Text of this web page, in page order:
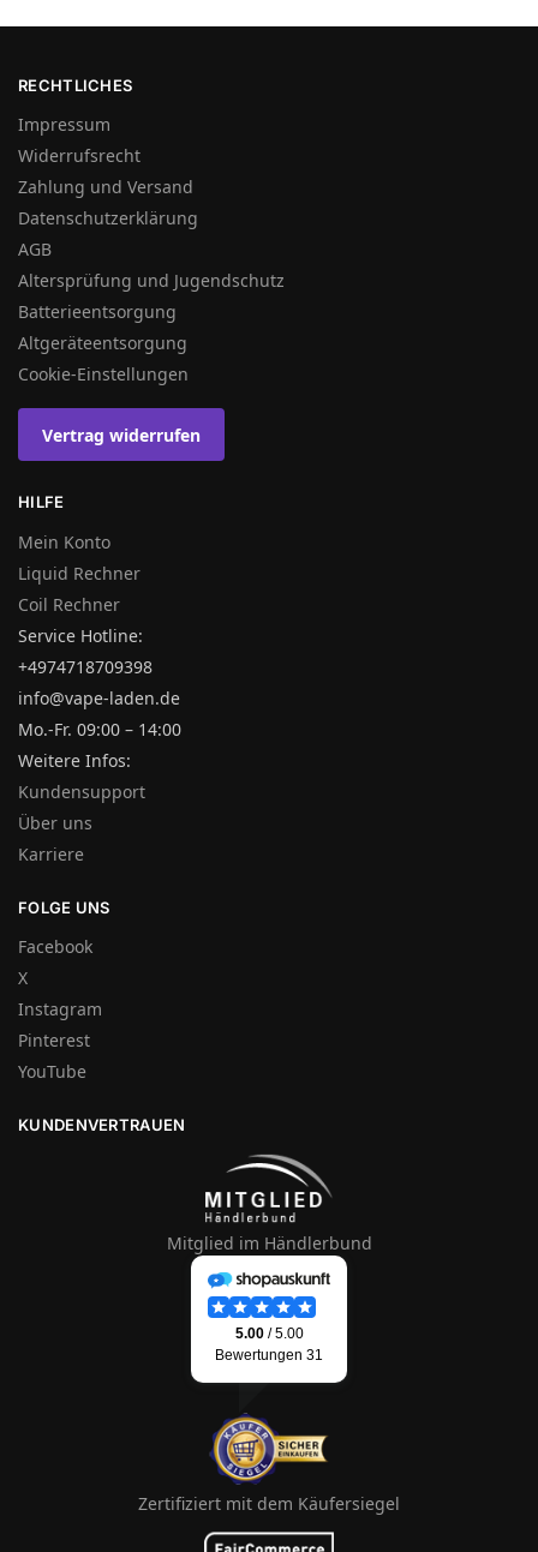
RECHTLICHES
Impressum
Widerrufsrecht
Zahlung und Versand
Datenschutzerklärung
AGB
Altersprüfung und Jugendschutz
Batterieentsorgung
Altgeräteentsorgung
Cookie-Einstellungen
Vertrag widerrufen
HILFE
Mein Konto
Liquid Rechner
Coil Rechner
Service Hotline:
+4974718709398
info@vape-laden.de
Mo.-Fr. 09:00 – 14:00
Weitere Infos:
Kundensupport
Über uns
Karriere
FOLGE UNS
Facebook
X
Instagram
Pinterest
YouTube
KUNDENVERTRAUEN
Mitglied im Händlerbund
Zertifiziert mit dem Käufersiegel